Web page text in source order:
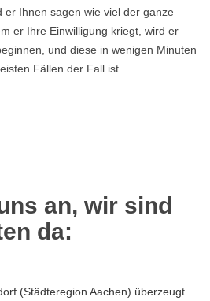
er Ihnen sagen wie viel der ganze
er Ihre Einwilligung kriegt, wird er
und diese in wenigen Minuten
Fällen der Fall ist.
an, wir sind
da:
(Städteregion Aachen) überzeugt